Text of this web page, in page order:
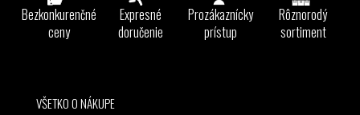
Bezkonkurenčné
ceny
Expresné
doručenie
Prozákaznícky
prístup
Rôznorodý
sortiment
VŠETKO O NÁKUPE